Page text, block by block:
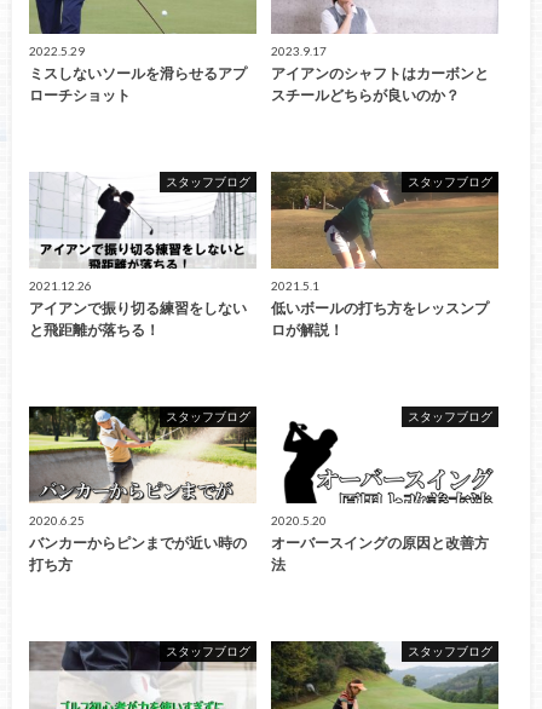
2022.5.29
ミスしないソールを滑らせるアプ
ローチショット
2023.9.17
アイアンのシャフトはカーボンと
スチールどちらが良いのか？
スタッフブログ
2021.12.26
アイアンで振り切る練習をしない
と飛距離が落ちる！
スタッフブログ
2021.5.1
低いボールの打ち方をレッスンプ
ロが解説！
スタッフブログ
2020.6.25
バンカーからピンまでが近い時の
打ち方
スタッフブログ
2020.5.20
オーバースイングの原因と改善方
法
スタッフブログ スタッフブログ